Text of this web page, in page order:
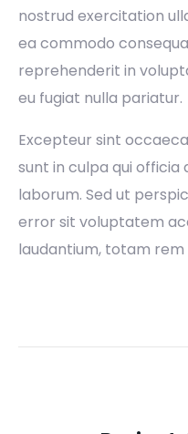
nostrud exercitation
ea commodo
reprehenderit in
eu fugiat nulla pariatur.
Excepteur sint
sunt in culpa qui
laborum. Sed ut
error sit voluptatem
laudantium, totam rem